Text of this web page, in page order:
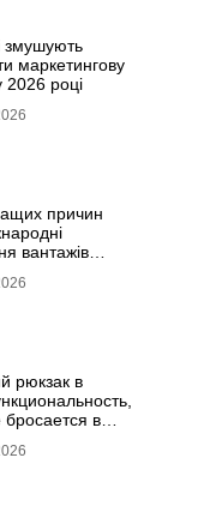
змушують
маркетингову
2026 році
причин
вантажів
рюкзак в
бросается в